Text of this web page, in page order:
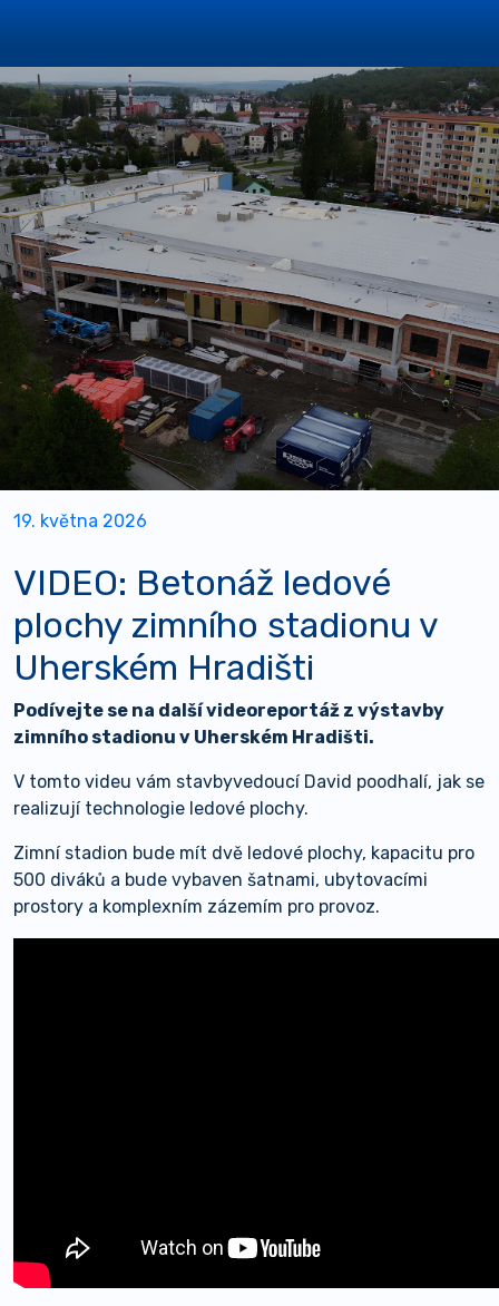
19. května 2026
VIDEO: Betonáž ledové
plochy zimního stadionu v
Uherském Hradišti
Podívejte se na další videoreportáž z výstavby
zimního stadionu v Uherském Hradišti.
V tomto videu vám stavbyvedoucí David poodhalí, jak se
realizují technologie ledové plochy.
Zimní stadion bude mít dvě ledové plochy, kapacitu pro
500 diváků a bude vybaven šatnami, ubytovacími
prostory a komplexním zázemím pro provoz.